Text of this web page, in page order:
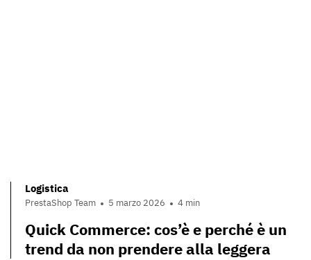
Logistica
PrestaShop Team 5 marzo 2026 4 min
Quick Commerce: cos’è e perché è un
trend da non prendere alla leggera